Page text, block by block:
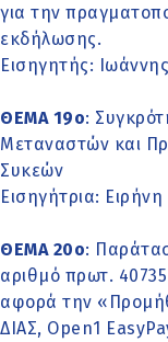
για την
εκδήλωσης.
Εισηγητής:
ΘΕΜΑ 19o:
Μεταναστών και
Συκεών
Εισηγήτρια:
ΘΕΜΑ 20o:
αριθμό πρωτ.
αφορά την
ΔΙΑΣ, Open1